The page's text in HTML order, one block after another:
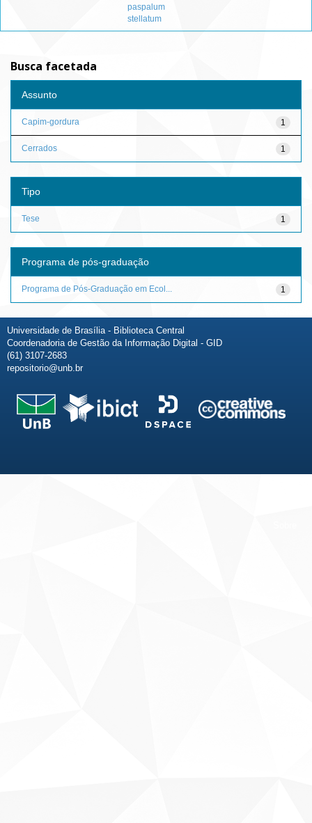
paspalum
stellatum
Busca facetada
Assunto
1
Capim-gordura
1
Cerrados
Tipo
1
Tese
Programa de pós-graduação
1
Programa de Pós-Graduação em Ecol...
Universidade de Brasília - Biblioteca Central
Coordenadoria de Gestão da Informação Digital - GID
(61) 3107-2683
repositorio@unb.br